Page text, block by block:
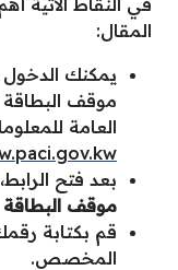
المقال:
يمكنك الدخول
موقف البطاقة
العامة
بعد فتح
موقف البطاقة
قم بكتابة
المخصص.